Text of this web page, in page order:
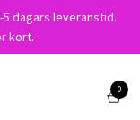
dagars leveranstid.
kort.
0